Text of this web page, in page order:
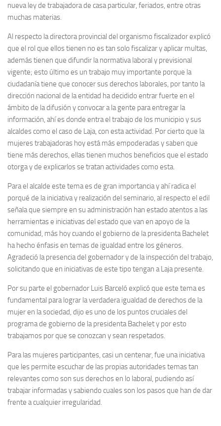
nueva ley de trabajadora de casa particular, feriados, entre otras
muchas materias.
Al respecto la directora provincial del organismo fiscalizador explicó
que el rol que ellos tienen no es tan solo fiscalizar y aplicar multas,
además tienen que difundir la normativa laboral y previsional
vigente; esto último es un trabajo muy importante porque la
ciudadanía tiene que conocer sus derechos laborales, por tanto la
dirección nacional de la entidad ha decidido entrar fuerte en el
ámbito de la difusión y convocar a la gente para entregar la
información, ahí es donde entra el trabajo de los municipio y sus
alcaldes como el caso de Laja, con esta actividad. Por cierto que la
mujeres trabajadoras hoy está más empoderadas y saben que
tiene más derechos, ellas tienen muchos beneficios que el estado
otorga y de explicarlos se tratan actividades como esta.
Para el alcalde este tema es de gran importancia y ahí radica el
porqué de la iniciativa y realización del seminario, al respecto el edil
señala que siempre en su administración han estado atentos a las
herramientas e iniciativas del estado que van en apoyo de la
comunidad, más hoy cuando el gobierno de la presidenta Bachelet
ha hecho énfasis en temas de igualdad entre los géneros.
Agradeció la presencia del gobernador y de la inspección del trabajo,
solicitando que en iniciativas de este tipo tengan a Laja presente.
Por su parte el gobernador Luis Barceló explicó que este tema es
fundamental para lograr la verdadera igualdad de derechos de la
mujer en la sociedad, dijo es uno de los puntos cruciales del
programa de gobierno de la presidenta Bachelet y por esto
trabajamos por que se conozcan y sean respetados.
Para las mujeres participantes, casi un centenar, fue una iniciativa
que les permite escuchar de las propias autoridades temas tan
relevantes como son sus derechos en lo laboral, pudiendo así
trabajar informadas y sabiendo cuales son los pasos que han de dar
frente a cualquier irregularidad.